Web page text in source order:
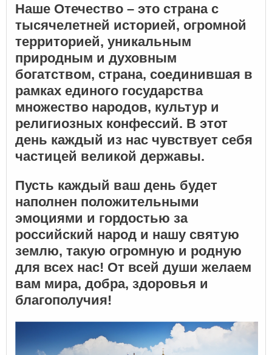
Наше Отечество – это страна с
тысячелетней историей, огромной
территорией, уникальным
природным и духовным
богатством, страна, соединившая в
рамках единого государства
множество народов, культур и
религиозных конфессий. В этот
день каждый из нас чувствует себя
частицей великой державы.
Пусть каждый ваш день будет
наполнен положительными
эмоциями и гордостью за
российский народ и нашу святую
землю, такую огромную и родную
для всех нас! От всей души желаем
вам мира, добра, здоровья и
благополучия!